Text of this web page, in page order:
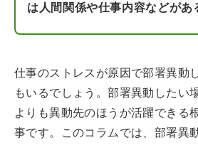
は人間関係や仕事内容などがあ
仕事のストレスが原因で部署異動
もいるでしょう。部署異動したい
よりも異動先のほうが活躍できる
事です。このコラムでは、部署異